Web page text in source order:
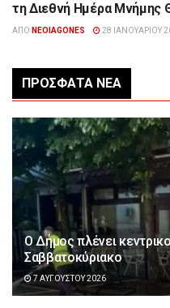
τη Διεθνή Ημέρα
ΑΠΌ NEOIAGONES 28 ΙΑΝΟΥΑΡΊΟΥ
ΠΡΌΣΦΑΤΑ ΝΈΑ
Ο Δήμος πλένει
Σαββατοκύριακο
7 ΑΥΓΟΎΣΤΟΥ 2026